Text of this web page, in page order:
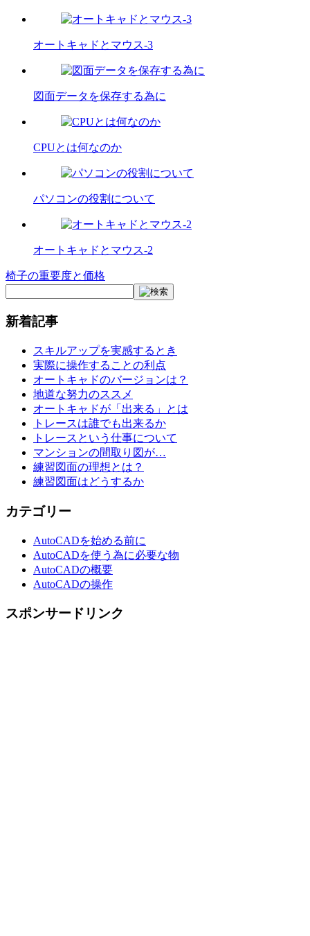
オートキャドとマウス-3
図面データを保存する為に
CPUとは何なのか
パソコンの役割について
オートキャドとマウス-2
投
稿
ナ
椅子の重要度と価格
新着記事
スキルアップを実感するとき
実際に操作することの利点
オートキャドのバージョンは？
地道な努力のススメ
オートキャドが「出来る」とは
トレースは誰でも出来るか
トレースという仕事について
マンションの間取り図が…
練習図面の理想とは？
練習図面はどうするか
カテゴリー
AutoCADを始める前に
AutoCADを使う為に必要な物
AutoCADの概要
AutoCADの操作
スポンサードリンク